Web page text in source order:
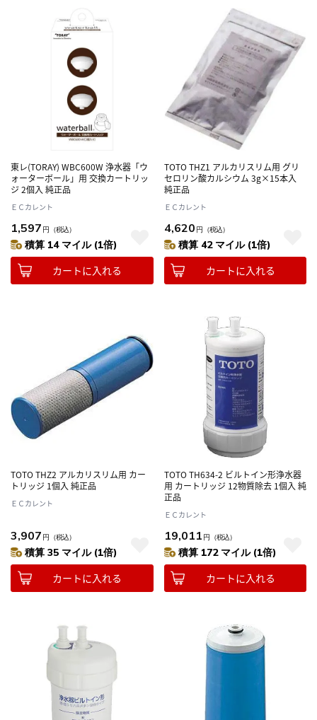
東レ(TORAY) WBC600W 浄水器「ウ
ォーターボール」用 交換カートリッ
ジ 2個入 純正品
ＥＣカレント
1,597 円 （税込）
積算 14 マイル (1倍)
カートに入れる
TOTO THZ1 アルカリスリム用 グリ
セロリン酸カルシウム 3g×15本入
純正品
ＥＣカレント
4,620 円 （税込）
積算 42 マイル (1倍)
カートに入れる
TOTO THZ2 アルカリスリム用 カー
トリッジ 1個入 純正品
ＥＣカレント
3,907 円 （税込）
積算 35 マイル (1倍)
カートに入れる
TOTO TH634-2 ビルトイン形浄水器
用 カートリッジ 12物質除去 1個入 純
正品
ＥＣカレント
19,011 円 （税込）
積算 172 マイル (1倍)
カートに入れる